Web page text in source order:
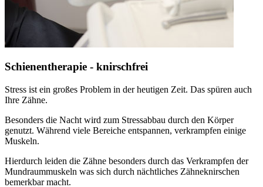
Schienentherapie - knirschfrei
Stress ist ein großes Problem in der heutigen Zeit. Das spüren auch
Ihre Zähne.
Besonders die Nacht wird zum Stressabbau durch den Körper
genutzt. Während viele Bereiche entspannen, verkrampfen einige
Muskeln.
Hierdurch leiden die Zähne besonders durch das Verkrampfen der
Mundraummuskeln was sich durch nächtliches Zähneknirschen
bemerkbar macht.